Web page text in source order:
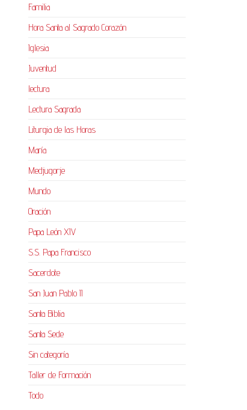
Familia
Hora Santa al Sagrado Corazón
Iglesia
Juventud
lectura
Lectura Sagrada
Liturgia de las Horas
María
Medjugorje
Mundo
Oración
Papa León XIV
S.S. Papa Francisco
Sacerdote
San Juan Pablo II
Santa Biblia
Santa Sede
Sin categoría
Taller de Formación
Todo